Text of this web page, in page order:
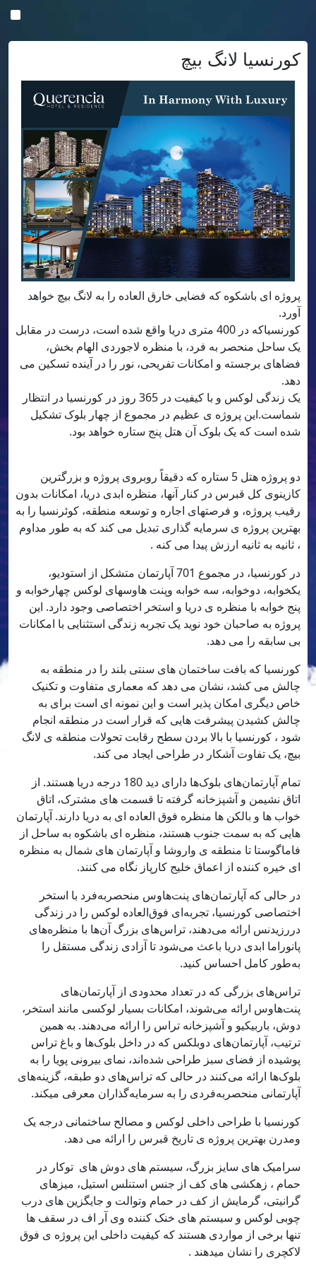
کورنسیا لانگ بیچ
پروژه ای باشکوه که فضایی خارق العاده را به لانگ بیچ خواهد
آورد.
کورنسیاکه در 400 متری دریا واقع شده است، درست در مقابل
یک ساحل منحصر به فرد، با منظره لاجوردی الهام بخش،
فضاهای برجسته و امکانات تفریحی، نور را در آینده تسکین می
دهد.
یک زندگی لوکس و با کیفیت در 365 روز در کورنسیا در انتظار
شماست.این پروژه ی عظیم در مجموع از چهار بلوک تشکیل
شده است که یک بلوک آن هتل پنج ستاره خواهد بود.
دو پروژه هتل 5 ستاره که دقیقاً روبروی پروژه و بزرگترین
کازینوی کل قبرس در کنار آنها، منظره ابدی دریا، امکانات بدون
رقیب پروژه، و فرصتهای اجاره و توسعه منطقه، کوئرنسیا را به
بهترین پروژه ی سرمایه گذاری تبدیل می کند که به طور مداوم
، ثانیه به ثانیه ارزش پیدا می کنه .
در کورنسیا، در مجموع 701 آپارتمان متشکل از استودیو،
یکخوابه، دوخوابه، سه خوابه وپنت هاوسهای لوکس چهارخوابه و
پنج خوابه با منظره ی دریا و استخر اختصاصی وجود دارد. این
پروژه به صاحبان خود نوید یک تجربه زندگی استثنایی با امکانات
بی سابقه را می دهد.
کورنسیا که بافت ساختمان های سنتی بلند را در منطقه به
چالش می کشد، نشان می دهد که معماری متفاوت و تکنیک
خاص دیگری امکان پذیر است و این نمونه ای است برای به
چالش کشیدن پیشرفت هایی که قرار است در منطقه انجام
شود ، کورنسیا با بالا بردن سطح رقابت تحولات منطقه ی لانگ
بیچ، یک تفاوت آشکار در طراحی ایجاد می کند.
تمام آپارتمان‌های بلوک‌ها دارای دید 180 درجه دریا هستند. از
اتاق نشیمن و آشپزخانه گرفته تا قسمت های مشترک، اتاق
خواب ها و بالکن ها منظره فوق العاده ای به دریا دارند. آپارتمان
هایی که به سمت جنوب هستند، منظره ای باشکوه به ساحل از
فاماگوستا تا منطقه ی واروشا و آپارتمان های شمال به منظره
ای خیره کننده از اعماق خلیج کارپاز نگاه می کنند.
در حالی که آپارتمان‌های پنت‌هاوس منحصربه‌فرد با استخر
اختصاصی کورنسیا، تجربه‌ای فوق‌العاده لوکس را در زندگی
دررزیدنس ارائه می‌دهند، تراس‌های بزرگ آن‌ها با منظره‌های
پانوراما ابدی دریا باعث می‌شود تا آزادی زندگی مستقل را
به‌طور کامل احساس کنید.
تراس‌های بزرگی که در تعداد محدودی از آپارتمان‌های
پنت‌هاوس ارائه می‌شوند، امکانات بسیار لوکسی مانند استخر،
دوش، باربیکیو و آشپزخانه تراس را ارائه می‌دهند. به همین
ترتیب، آپارتمان‌های دوبلکس که در داخل بلوک‌ها و باغ‌ تراس
پوشیده از فضای سبز طراحی شده‌اند، نمای بیرونی پویا را به
بلوک‌ها ارائه می‌کنند در حالی که تراس‌های دو طبقه، گزینه‌های
آپارتمانی منحصربه‌فردی را به سرمایه‌گذاران معرفی میکند.
کورنسیا با طراحی داخلی لوکس و مصالح ساختمانی درجه یک
ومدرن بهترین پروژه ی تاریخ قبرس را ارائه می دهد.
سرامیک های سایز بزرگ، سیستم های دوش های توکار در
حمام ، زهکشی های کف از جنس استنلس استیل، میزهای
گرانیتی، گرمایش از کف در حمام وتوالت و جایگزین های درب
چوبی لوکس و سیستم های خنک کننده وی آر اف در سقف ها
تنها برخی از مواردی هستند که کیفیت داخلی این پروژه ی فوق
لاکچری را نشان میدهند .